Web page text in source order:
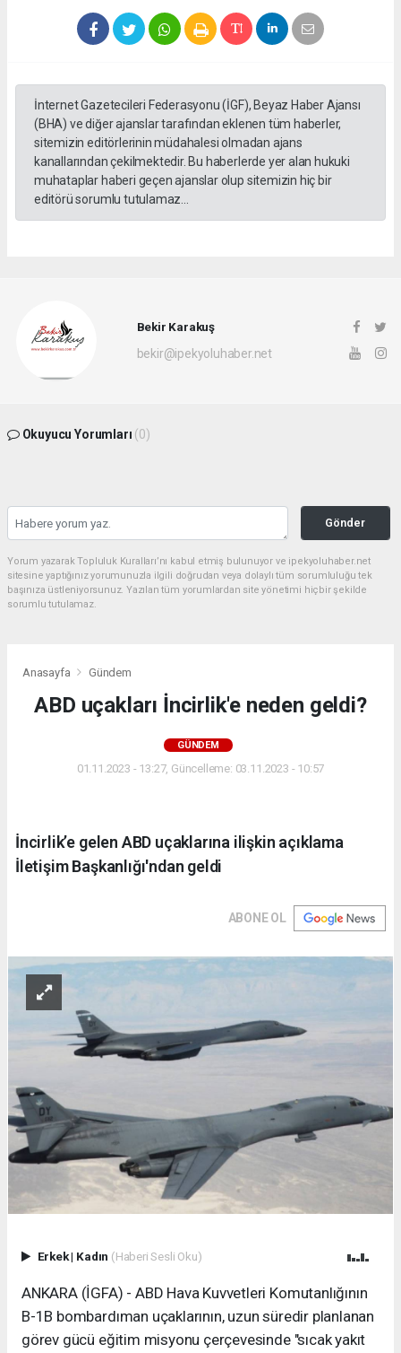
İnternet Gazetecileri Federasyonu (İGF), Beyaz Haber Ajansı
(BHA) ve diğer ajanslar tarafından eklenen tüm haberler,
sitemizin editörlerinin müdahalesi olmadan ajans
kanallarından çekilmektedir. Bu haberlerde yer alan hukuki
muhataplar haberi geçen ajanslar olup sitemizin hiç bir
editörü sorumlu tutulamaz...
Bekir Karakuş
bekir@ipekyoluhaber.net
Okuyucu Yorumları (0)
Gönder
Yorum yazarak Topluluk Kuralları’nı kabul etmiş bulunuyor ve ipekyoluhaber.net
sitesine yaptığınız yorumunuzla ilgili doğrudan veya dolaylı tüm sorumluluğu tek
başınıza üstleniyorsunuz. Yazılan tüm yorumlardan site yönetimi hiçbir şekilde
sorumlu tutulamaz.
Anasayfa Gündem
ABD uçakları İncirlik'e neden geldi?
GÜNDEM
01.11.2023 - 13:27, Güncelleme: 03.11.2023 - 10:57
İncirlik’e gelen ABD uçaklarına ilişkin açıklama
İletişim Başkanlığı'ndan geldi
ABONE OL
Erkek| Kadın (Haberi Sesli Oku)
ANKARA (İGFA) - ABD Hava Kuvvetleri Komutanlığının
B-1B bombardıman uçaklarının, uzun süredir planlanan
görev gücü eğitim misyonu çerçevesinde "sıcak yakıt